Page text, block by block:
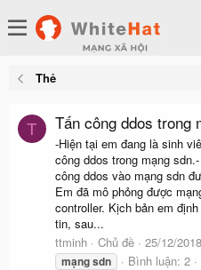
Thẻ
T Tấn công ddos trong
-Hiện tại em đang là sinh
công ddos trong mạng
công ddos vào mạng sdn
Em đã mô phỏng được
controller. Kịch bản em
tin, sau...
ttminh
Chủ đề 25/12/2018
mạngsdn Bình luận: 2